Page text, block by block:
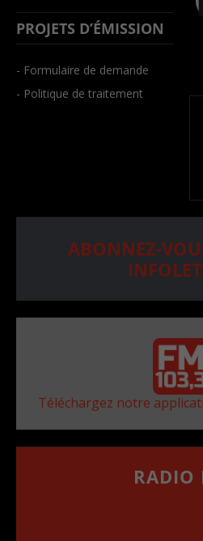
PROJETS D’ÉMISSION
- Formulaire de demande
- Politique de traitement
ABONNEZ-
Téléchargez notre
RADIO